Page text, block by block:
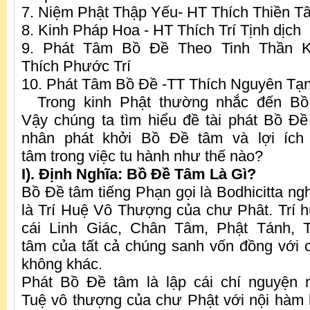
7. Niệm Phật Thập Yếu- HT Thích Thiền
8. Kinh Pháp Hoa - HT Thích Trí Tịnh dịch
9. Phát Tâm Bồ Đề Theo Tinh Thần
Thích Phước Trí
10. Phát Tâm Bồ Đề -TT Thích Nguyên
Trong kinh Phật thường nhắc đến
Vậy chúng ta tìm hiểu đề tài phát Bồ
nhân phát khởi Bồ Đề tâm và lợi
tâm trong việc tu hành như thế nào?
I). Định Nghĩa: Bồ Đề Tâm Là Gì?
Bồ Đề tâm tiếng Phạn gọi là Bodhicitta
là Trí Huệ Vô Thượng của chư Phât. Trí
cái Linh Giác, Chân Tâm, Phật Tánh,
tâm của tất cả chúng sanh vốn đồng với
không khác.
Phát Bồ Đề tâm là lập cái chí nguyện
Tuệ vô thượng của chư Phật với nội hàm